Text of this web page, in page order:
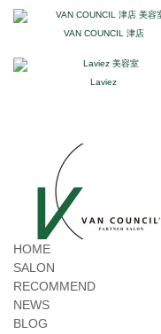
VAN COUNCIL 津店
Laviez
HOME
SALON
RECOMMEND
NEWS
BLOG